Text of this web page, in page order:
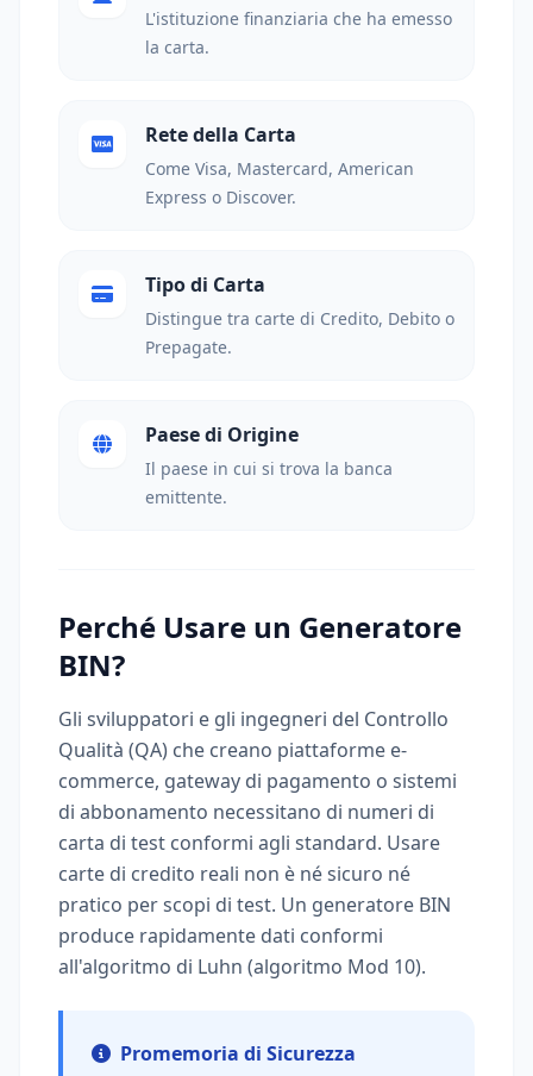
L'istituzione finanziaria che ha emesso
la carta.
Rete della Carta
Come Visa, Mastercard, American
Express o Discover.
Tipo di Carta
Distingue tra carte di Credito, Debito o
Prepagate.
Paese di Origine
Il paese in cui si trova la banca
emittente.
Perché Usare un Generatore
BIN?
Gli sviluppatori e gli ingegneri del Controllo
Qualità (QA) che creano piattaforme e-
commerce, gateway di pagamento o sistemi
di abbonamento necessitano di numeri di
carta di test conformi agli standard. Usare
carte di credito reali non è né sicuro né
pratico per scopi di test. Un generatore BIN
produce rapidamente dati conformi
all'algoritmo di Luhn (algoritmo Mod 10).
Promemoria di Sicurezza